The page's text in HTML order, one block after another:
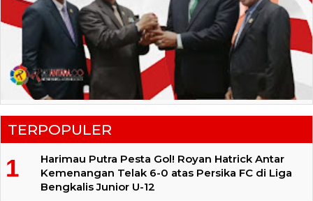
TERPOPULER
Harimau Putra Pesta Gol! Royan Hatrick Antar
Kemenangan Telak 6-0 atas Persika FC di Liga
Bengkalis Junior U-12